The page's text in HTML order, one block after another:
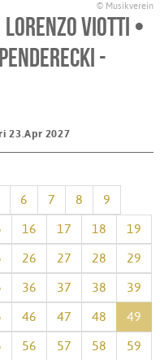
© Musikverein
Viotti •
-
23.Apr 2027
6 7 8
9
16 17 18
19
26 27 28
29
36 37 38
39
46 47 48
49
56 57 58
59